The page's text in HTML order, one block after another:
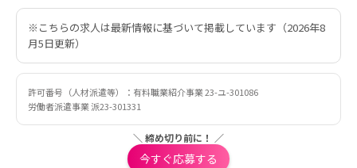
※こちらの求人は最新情報に基づいて掲載しています（2026年8
月5日更新）
許可番号（人材派遣等）：有料職業紹介事業 23-ユ-301086
労働者派遣事業 派23-301331
＼ 締め切り前に！ ／
今すぐ応募する